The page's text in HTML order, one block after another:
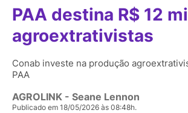
PAA destina R$ 12
agroextrativistas
Conab investe na produção
PAA
AGROLINK - Seane Lennon
Publicado em 18/05/2026 às 08:48h.